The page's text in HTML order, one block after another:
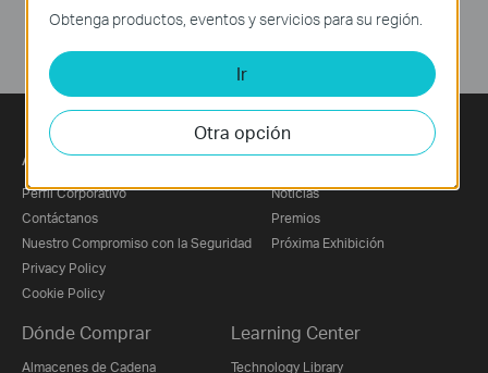
Acerca de Nosotros
Perfil Corporativo
Contáctanos
Nuestro Compromiso con la Seguridad
Privacy Policy
Cookie Policy
Prensa
Noticias
Premios
Próxima Exhibición
Dónde Comprar
Almacenes de Cadena
Learning Center
Technology Library
Obtenga productos, eventos y servicios para su región.
Ir
Otra opción